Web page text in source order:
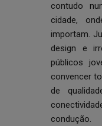
contudo
cidade,
importam.
design e
públicos
convencer
de
condução.